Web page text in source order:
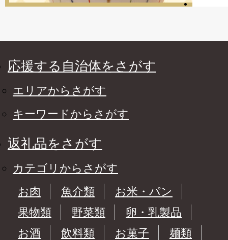
応援する自治体をさがす
エリアからさがす
キーワードからさがす
返礼品をさがす
カテゴリからさがす
お肉
魚介類
お米・パン
果物類
野菜類
卵・乳製品
お酒
飲料類 お菓子
麺類